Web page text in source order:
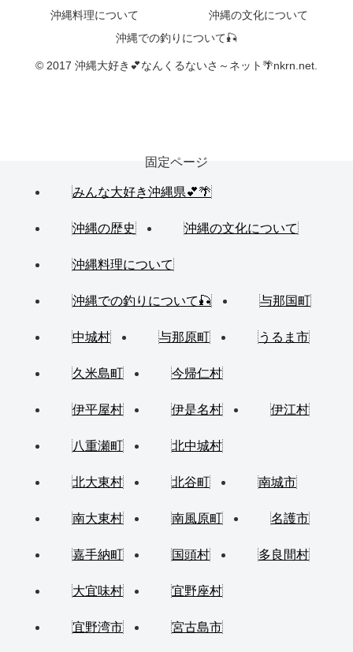
沖縄料理について
沖縄の文化について
沖縄での釣りについて🎣
© 2017 沖縄大好き💕なんくるないさ～ネット🌴nkrn.net.
固定ページ
みんな大好き沖縄県💕🌴
沖縄の歴史 沖縄の文化について
沖縄料理について
沖縄での釣りについて🎣 与那国町
中城村 与那原町 うるま市
久米島町 今帰仁村
伊平屋村 伊是名村 伊江村
八重瀬町 北中城村
北大東村 北谷町 南城市
南大東村 南風原町 名護市
嘉手納町 国頭村 多良間村
大宜味村 宜野座村
宜野湾市 宮古島市